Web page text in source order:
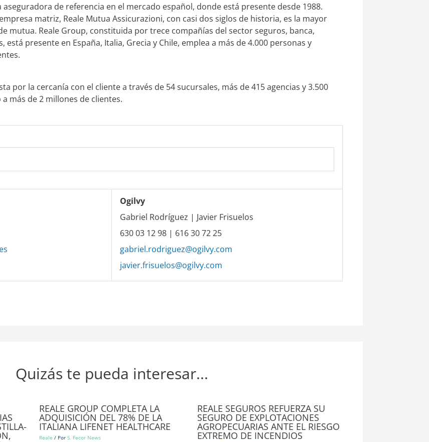
aseguradora de referencia en el mercado español, donde está presente desde 1988.
matriz, Reale Mutua Assicurazioni, con casi dos siglos de historia, es la mayor
mutua. Reale Group, constituida por trece compañías del sector seguros, banca,
presente en España, Italia, Grecia y Chile, emplea a más de 4.000 personas y
por la cercanía con el cliente a través de 54 sucursales, más de 415 agencias y 3.500
más de 2 millones de clientes.
Ogilvy
Gabriel Rodríguez | Javier Frisuelos
630 03 12 98 | 616 30 72 25
gabriel.rodriguez@ogilvy.com
javier.frisuelos@ogilvy.com
Quizás te pueda interesar...
REALE GROUP COMPLETA LA
ADQUISICIÓN DEL 78% DE LA
ITALIANA LIFENET HEALTHCARE
Reale / Por S. Fecor News
REALE SEGUROS REFUERZA SU
SEGURO DE EXPLOTACIONES
AGROPECUARIAS ANTE EL RIESGO
EXTREMO DE INCENDIOS